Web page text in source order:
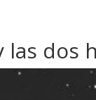
las dos